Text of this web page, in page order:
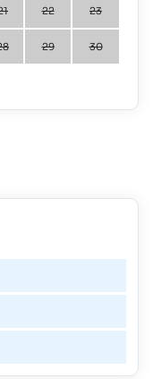
22 23
29 30